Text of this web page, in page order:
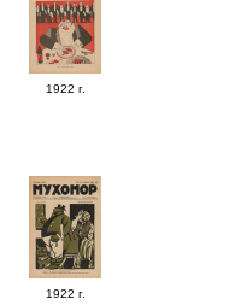
1922 г.
1922 г.